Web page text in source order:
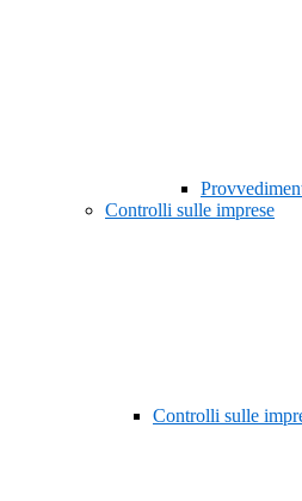
Controlli sulle imprese
Controlli sulle